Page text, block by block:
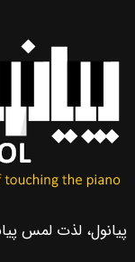
پیانول، لذت لمس